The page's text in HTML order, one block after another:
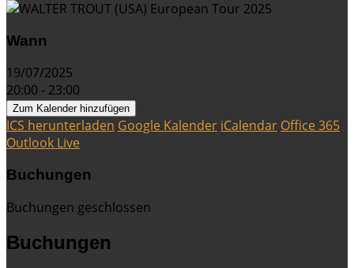
Wann
19/07/2025
20:00 - 23:00
Zum Kalender hinzufügen
ICS herunterladen Google Kalender iCalendar Office 365
Outlook Live
Buchungen
Buchungen geschlossen
Buchungen